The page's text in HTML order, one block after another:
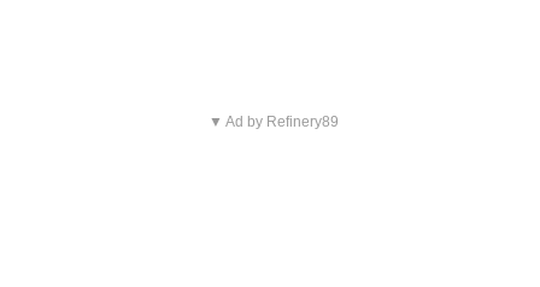
▼ Ad by Refinery89